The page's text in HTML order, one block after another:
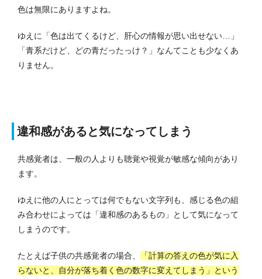
色は無限にありますよね。
ゆえに「色は出てくるけど、肝心の情報が思い出せない…」
「青系だけど、どの青だったっけ？」なんてことも少なくあ
りません。
違和感があると気になってしまう
共感覚者は、一般の人よりも聴覚や視覚が敏感な傾向があり
ます。
ゆえに他の人にとっては何でもない文字列も、感じる色の組
み合わせによっては「違和感のあるもの」として気になって
しまうのです。
たとえば子供の共感覚者の場合、
「計算の答えの色が気に入
らないと、自分が落ち着く色の数字に変えてしまう」という